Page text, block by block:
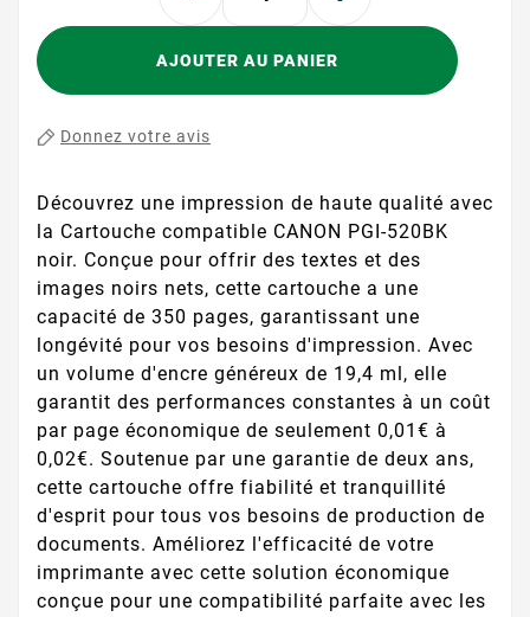
AJOUTER AU PANIER
Donnez votre avis
Découvrez une impression de haute qualité avec
la Cartouche compatible CANON PGI-520BK
noir. Conçue pour offrir des textes et des
images noirs nets, cette cartouche a une
capacité de 350 pages, garantissant une
longévité pour vos besoins d'impression. Avec
un volume d'encre généreux de 19,4 ml, elle
garantit des performances constantes à un coût
par page économique de seulement 0,01€ à
0,02€. Soutenue par une garantie de deux ans,
cette cartouche offre fiabilité et tranquillité
d'esprit pour tous vos besoins de production de
documents. Améliorez l'efficacité de votre
imprimante avec cette solution économique
conçue pour une compatibilité parfaite avec les